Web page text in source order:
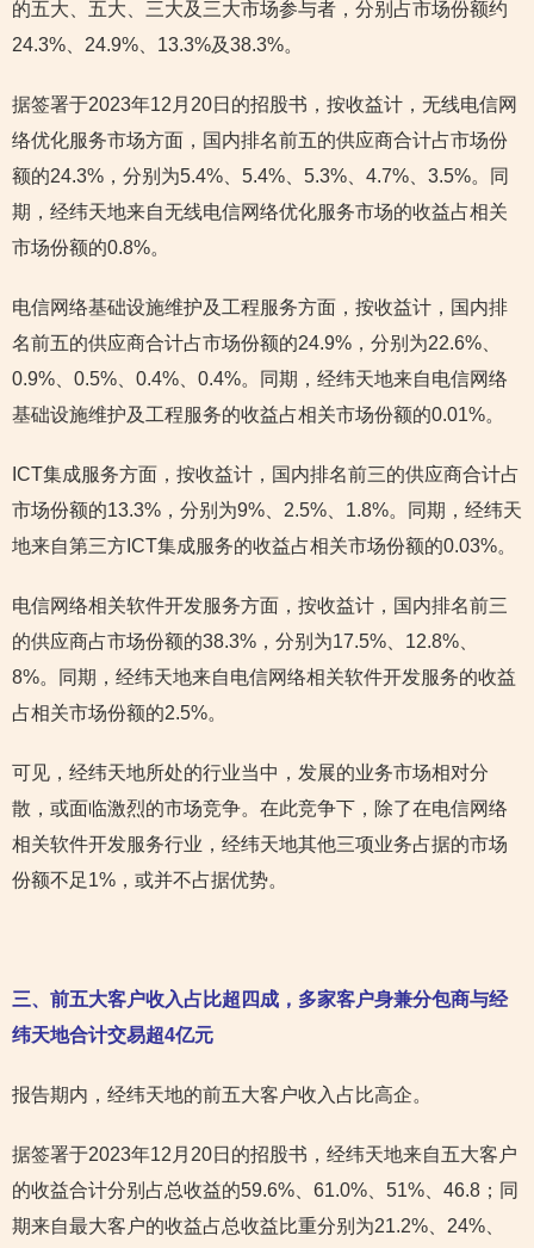
的五大、五大、三大及三大市场参与者，分别占市场份额约
24.3%、24.9%、13.3%及38.3%。
据签署于2023年12月20日的招股书，按收益计，无线电信网
络优化服务市场方面，国内排名前五的供应商合计占市场份
额的24.3%，分别为5.4%、5.4%、5.3%、4.7%、3.5%。同
期，经纬天地来自无线电信网络优化服务市场的收益占相关
市场份额的0.8%。
电信网络基础设施维护及工程服务方面，按收益计，国内排
名前五的供应商合计占市场份额的24.9%，分别为22.6%、
0.9%、0.5%、0.4%、0.4%。同期，经纬天地来自电信网络
基础设施维护及工程服务的收益占相关市场份额的0.01%。
ICT集成服务方面，按收益计，国内排名前三的供应商合计占
市场份额的13.3%，分别为9%、2.5%、1.8%。同期，经纬天
地来自第三方ICT集成服务的收益占相关市场份额的0.03%。
电信网络相关软件开发服务方面，按收益计，国内排名前三
的供应商占市场份额的38.3%，分别为17.5%、12.8%、
8%。同期，经纬天地来自电信网络相关软件开发服务的收益
占相关市场份额的2.5%。
可见，经纬天地所处的行业当中，发展的业务市场相对分
散，或面临激烈的市场竞争。在此竞争下，除了在电信网络
相关软件开发服务行业，经纬天地其他三项业务占据的市场
份额不足1%，或并不占据优势。
三、前五大客户收入占比超四成，多家客户身兼分包商与经
纬天地合计交易超4亿元
报告期内，经纬天地的前五大客户收入占比高企。
据签署于2023年12月20日的招股书，经纬天地来自五大客户
的收益合计分别占总收益的59.6%、61.0%、51%、46.8；同
期来自最大客户的收益占总收益比重分别为21.2%、24%、